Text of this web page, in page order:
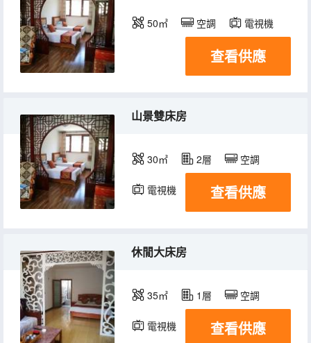
50㎡ 空調 電視機
查看供應
山景雙床房
30㎡ 2層 空調
電視機 查看供應
休閒大床房
35㎡ 1層 空調
電視機 查看供應